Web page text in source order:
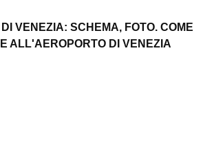
VENEZIA: SCHEMA, FOTO. COME
ALL'AEROPORTO DI VENEZIA